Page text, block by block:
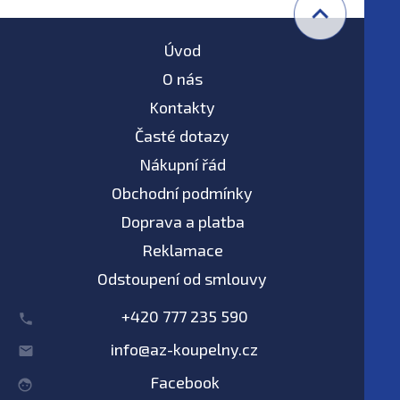
Úvod
O nás
Kontakty
Časté dotazy
Nákupní řád
Obchodní podmínky
Doprava a platba
Reklamace
Odstoupení od smlouvy
+420 777 235 590
info@az-koupelny.cz
Facebook